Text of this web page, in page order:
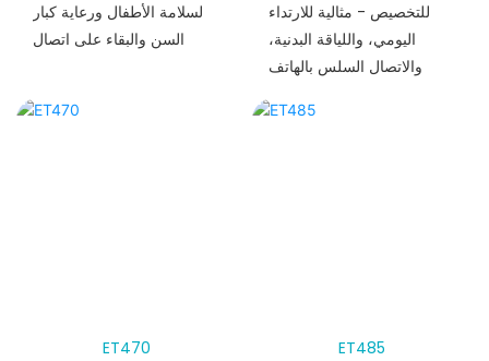
لسلامة الأطفال ورعاية كبار
السن والبقاء على اتصال
للتخصيص - مثالية للارتداء
اليومي، واللياقة البدنية،
والاتصال السلس بالهاتف
ET470
ET485